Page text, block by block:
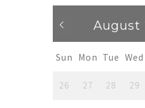
August
Sun Mon Tue Wed
26 27 28 29